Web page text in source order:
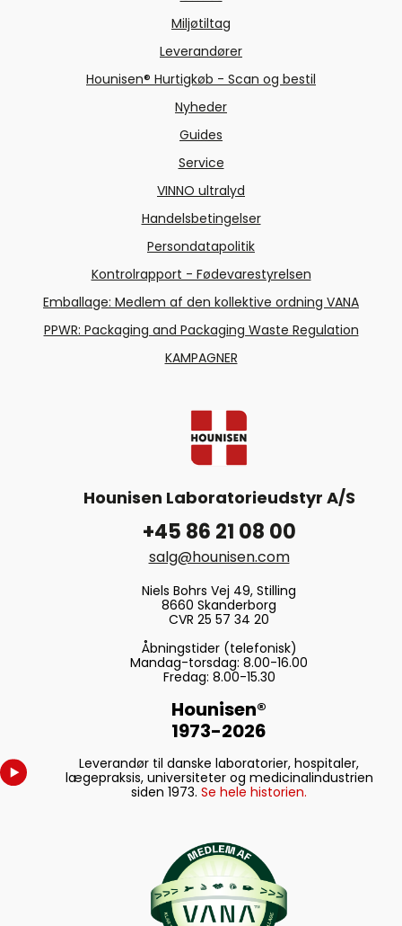
Miljøtiltag
Leverandører
Hounisen® Hurtigkøb - Scan og bestil
Nyheder
Guides
Service
VINNO ultralyd
Handelsbetingelser
Persondatapolitik
Kontrolrapport - Fødevarestyrelsen
Emballage: Medlem af den kollektive ordning VANA
PPWR: Packaging and Packaging Waste Regulation
KAMPAGNER
Hounisen Laboratorieudstyr A/S
+45 86 21 08 00
salg@hounisen.com
Niels Bohrs Vej 49, Stilling
8660 Skanderborg
CVR 25 57 34 20
Åbningstider (telefonisk)
Mandag-torsdag: 8.00-16.00
Fredag: 8.00-15.30
Hounisen®
1973-2026
Leverandør til danske laboratorier, hospitaler,
lægepraksis, universiteter og medicinalindustrien
siden 1973. Se hele historien.